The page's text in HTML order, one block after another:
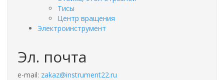
Тисы
Центр вращения
Электроинструмент
Эл. почта
e-mail: zakaz@instrument22.ru